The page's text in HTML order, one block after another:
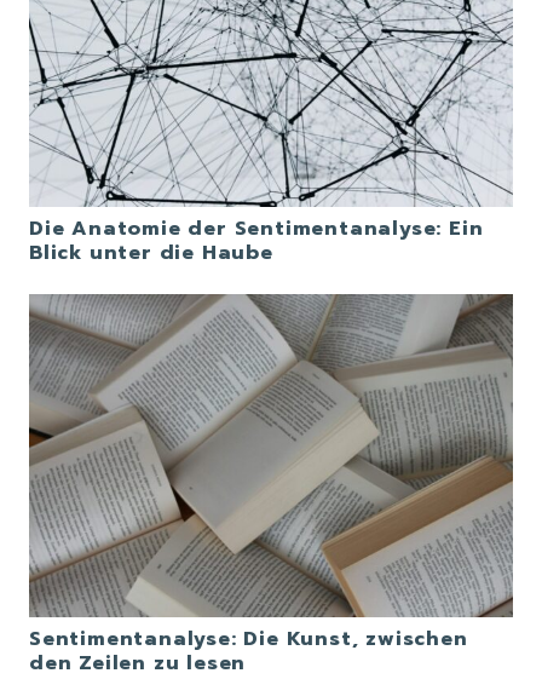
Die Anatomie der Sentimentanalyse: Ein
Blick unter die Haube
Sentimentanalyse: Die Kunst, zwischen
den Zeilen zu lesen